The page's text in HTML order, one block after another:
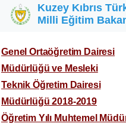
Ana içeriğe atla
Kuzey Kıbrıs
Milli Eğitim
Genel Ortaöğretim Dairesi
Müdürlüğü ve Mesleki
Teknik Öğretim Dairesi
Müdürlüğü 2018-2019
Öğretim Yılı Muhtemel